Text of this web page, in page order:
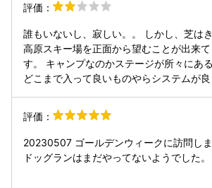
評価：
誰もいないし、寂しい。。 しかし、芝は
高原スキー場を正面から望むことが出来
す。 キャンプなのかステージが所々にあるが、説明がなく、
どこまで入って良いものやらシステムが
評価：
20230507 ゴールデンウィークに訪問し
ドッグランはまだやってないようでした。